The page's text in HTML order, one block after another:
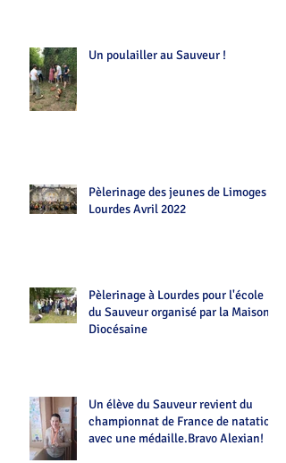
Un poulailler au Sauveur !
Pèlerinage des jeunes de Limoges
Lourdes Avril 2022
Pèlerinage à Lourdes pour l'école
du Sauveur organisé par la Maison
Diocésaine
Un élève du Sauveur revient du
championnat de France de natation
avec une médaille.Bravo Alexian!